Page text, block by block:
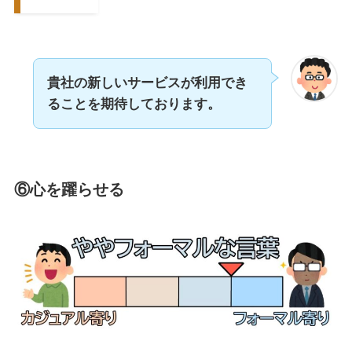
貴社の新しいサービスが利用でき
ることを期待しております。
⑥心を躍らせる